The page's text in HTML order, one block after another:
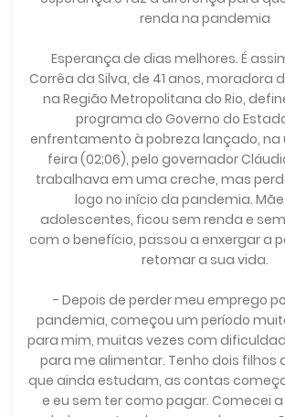
renda na pandemia
Esperança de dias melhores. É
Corrêa da Silva, de 41 anos, moradora
na Região Metropolitana do Rio,
programa do Governo do
enfrentamento à pobreza lançado,
feira (02;06), pelo governador
trabalhava em uma creche, mas
logo no início da pandemia.
adolescentes, ficou sem renda e
com o benefício, passou a enxergar a
retomar a sua vida.
- Depois de perder meu emprego
pandemia, começou um período
para mim, muitas vezes com
para me alimentar. Tenho dois filhos
que ainda estudam, as contas
e eu sem ter como pagar. Comecei